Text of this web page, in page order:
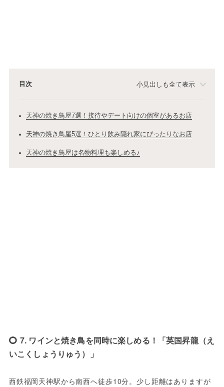
目次 小見出しも全て表示
天神の焼き鳥屋7選！接待やデート向けの個室があるお店
天神の焼き鳥屋5選！ひとり飲み隠れ家にぴったりなお店
天神の焼き鳥屋は名物料理も楽しめる♪
7. ワインと焼き鳥を同時に楽しめる！「英国昇龍（え
いこくしょうりゅう）」
西鉄福岡天神駅から南西へ徒歩10分。少し距離はありますが